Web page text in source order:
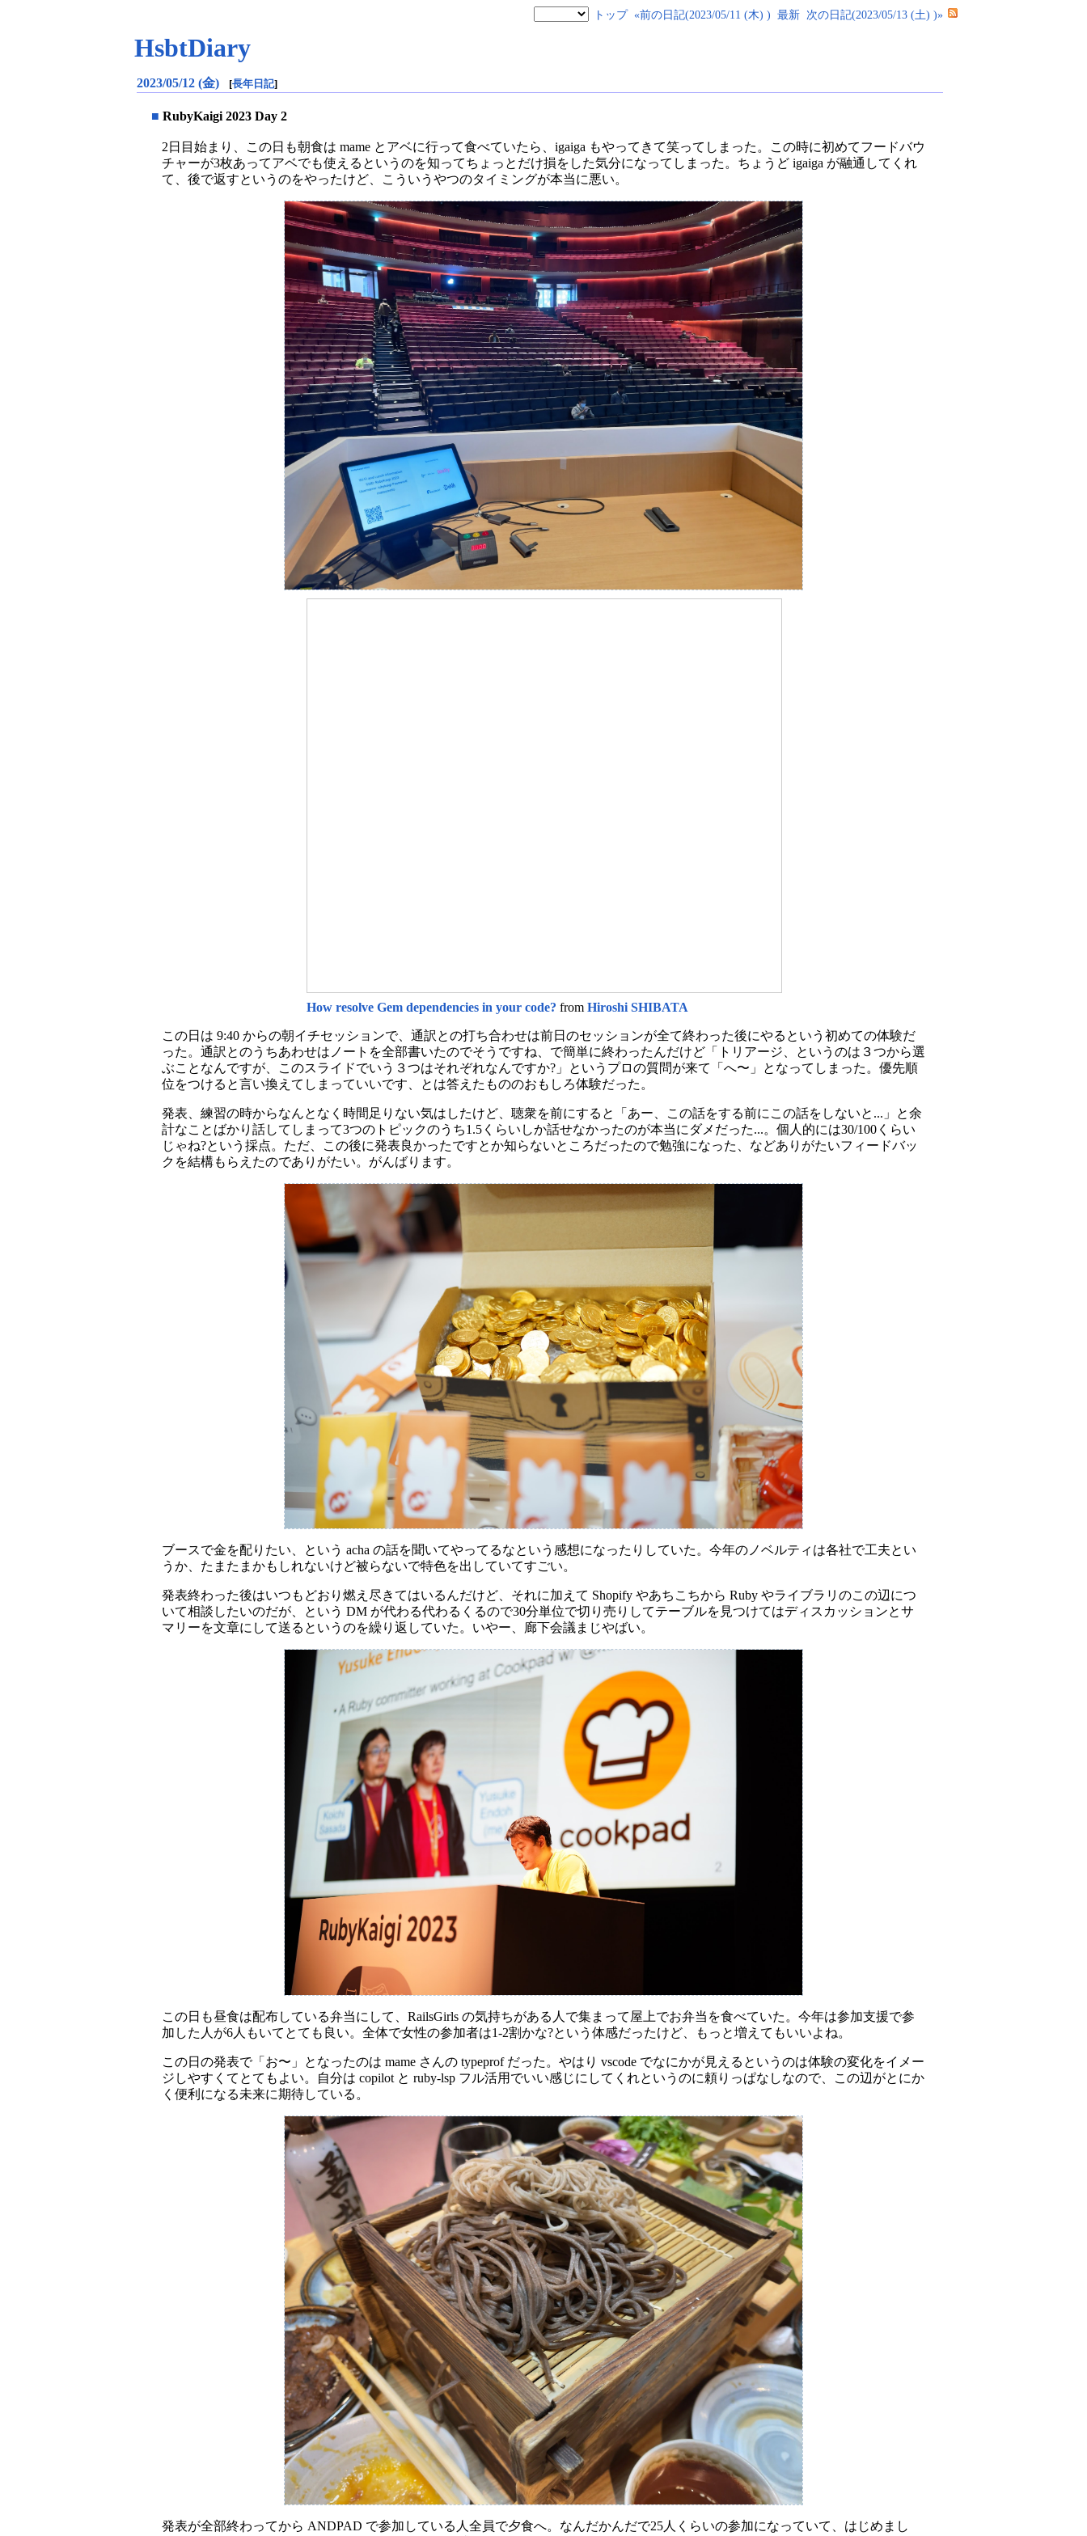
トップ «前の日記(2023/05/11 (木) ) 最新 次の日記(2023/05/13 (土) )»
HsbtDiary
2023/05/12 (金) [長年日記]
■ RubyKaigi 2023 Day 2
2日目始まり、この日も朝食は mame とアベに行って食べていたら、igaiga もやってきて笑ってしまった。この時に初めてフードバウ
チャーが3枚あってアベでも使えるというのを知ってちょっとだけ損をした気分になってしまった。ちょうど igaiga が融通してくれ
て、後で返すというのをやったけど、こういうやつのタイミングが本当に悪い。
How resolve Gem dependencies in your code? fromHiroshi SHIBATA
この日は 9:40 からの朝イチセッションで、通訳との打ち合わせは前日のセッションが全て終わった後にやるという初めての体験だ
った。通訳とのうちあわせはノートを全部書いたのでそうですね、で簡単に終わったんだけど「トリアージ、というのは３つから選
ぶことなんですが、このスライドでいう３つはそれぞれなんですか?」というプロの質問が来て「へ〜」となってしまった。優先順
位をつけると言い換えてしまっていいです、とは答えたもののおもしろ体験だった。
発表、練習の時からなんとなく時間足りない気はしたけど、聴衆を前にすると「あー、この話をする前にこの話をしないと...」と余
計なことばかり話してしまって3つのトピックのうち1.5くらいしか話せなかったのが本当にダメだった...。個人的には30/100くらい
じゃね?という採点。ただ、この後に発表良かったですとか知らないところだったので勉強になった、などありがたいフィードバッ
クを結構もらえたのでありがたい。がんばります。
ブースで金を配りたい、という acha の話を聞いてやってるなという感想になったりしていた。今年のノベルティは各社で工夫とい
うか、たまたまかもしれないけど被らないで特色を出していてすごい。
発表終わった後はいつもどおり燃え尽きてはいるんだけど、それに加えて Shopify やあちこちから Ruby やライブラリのこの辺につ
いて相談したいのだが、という DM が代わる代わるくるので30分単位で切り売りしてテーブルを見つけてはディスカッションとサ
マリーを文章にして送るというのを繰り返していた。いやー、廊下会議まじやばい。
この日も昼食は配布している弁当にして、RailsGirls の気持ちがある人で集まって屋上でお弁当を食べていた。今年は参加支援で参
加した人が6人もいてとても良い。全体で女性の参加者は1-2割かな?という体感だったけど、もっと増えてもいいよね。
この日の発表で「お〜」となったのは mame さんの typeprof だった。やはり vscode でなにかが見えるというのは体験の変化をイメー
ジしやすくてとてもよい。自分は copilot と ruby-lsp フル活用でいい感じにしてくれというのに頼りっぱなしなので、この辺がとにか
く便利になる未来に期待している。
発表が全部終わってから ANDPAD で参加している人全員で夕食へ。なんだかんだで25人くらいの参加になっていて、はじめまし